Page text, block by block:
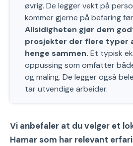
øvrig. De legger vekt på
kommer gjerne på befaring
Allsidigheten gjør dem
prosjekter der flere typer
henge sammen. Et typisk
oppussing som omfatter
og maling. De legger også
tar utvendige arbeider.
Vi anbefaler at du velger et
Hamar som har relevant